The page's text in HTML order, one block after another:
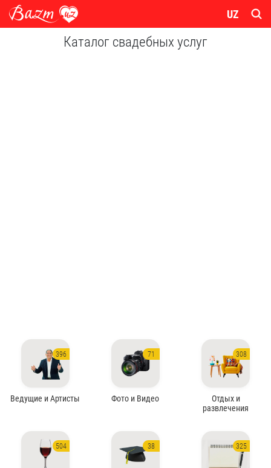
UZ
Каталог свадебных услуг
396
Ведущие и Артисты
71
Фото и Видео
308
Отдых и
развлечения
504 38 325